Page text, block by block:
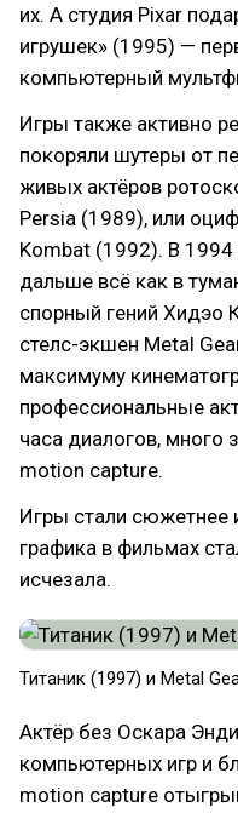
их. А студия Pixar
игрушек» (1995) —
компьютерный
Игры также активно
покоряли шутеры от
живых актёров
Persia (1989), или
Kombat (1992). В
дальше всё как в
спорный гений Хидэо
стелс-экшен Metal
максимуму
профессиональные
часа диалогов, много
motion capture.
Игры стали сюжетнее
графика в фильмах
исчезала.
Титаник (1997) и Metal
Актёр без Оскара
компьютерных игр и
motion capture